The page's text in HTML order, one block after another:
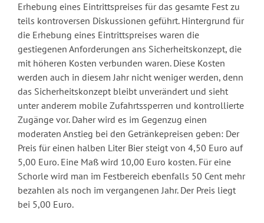
Erhebung eines Eintrittspreises für das gesamte Fest zu
teils kontroversen Diskussionen geführt. Hintergrund für
die Erhebung eines Eintrittspreises waren die
gestiegenen Anforderungen ans Sicherheitskonzept, die
mit höheren Kosten verbunden waren. Diese Kosten
werden auch in diesem Jahr nicht weniger werden, denn
das Sicherheitskonzept bleibt unverändert und sieht
unter anderem mobile Zufahrtssperren und kontrollierte
Zugänge vor. Daher wird es im Gegenzug einen
moderaten Anstieg bei den Getränkepreisen geben: Der
Preis für einen halben Liter Bier steigt von 4,50 Euro auf
5,00 Euro. Eine Maß wird 10,00 Euro kosten. Für eine
Schorle wird man im Festbereich ebenfalls 50 Cent mehr
bezahlen als noch im vergangenen Jahr. Der Preis liegt
bei 5,00 Euro.